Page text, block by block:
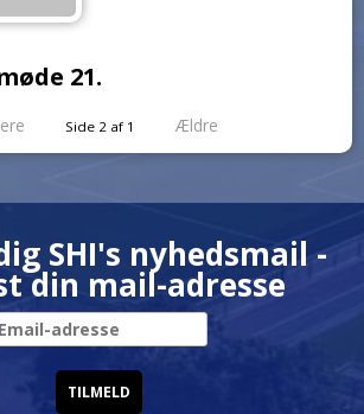
21.
Side 2 af 1 Ældre
SHI's nyhedsmail -
din mail-adresse